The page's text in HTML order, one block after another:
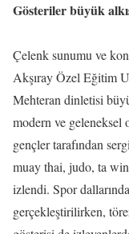
Gösteriler büyük
Çelenk sunumu ve
Akşıray Özel Eğitim
Mehteran dinletisi
modern ve geleneksel
gençler tarafından
muay thai, judo, ta
izlendi. Spor
gerçekleştirilirken,